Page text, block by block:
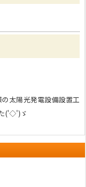
太陽光発電設備設置工
('◇')ゞ